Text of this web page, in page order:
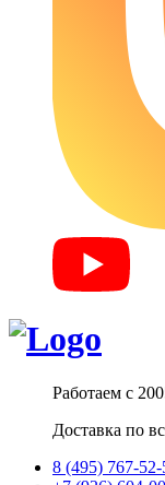
Работаем с
Доставка по
8 (495) 767-52-